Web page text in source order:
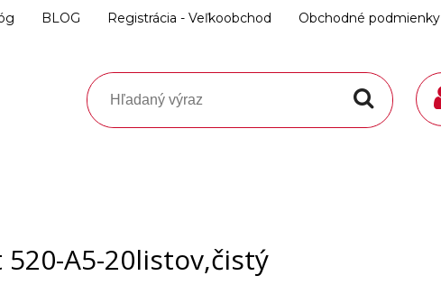
BLOG Registrácia - Veľkoobchod Obchodné podmienky
520-A5-20listov,čistý